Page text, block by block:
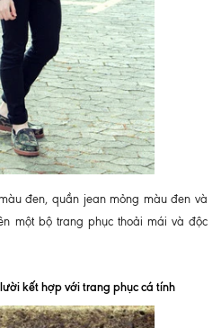
đen, quần jean mỏng màu đen và
một bộ trang phục thoải mái và độc
kết hợp với trang phục cá tính